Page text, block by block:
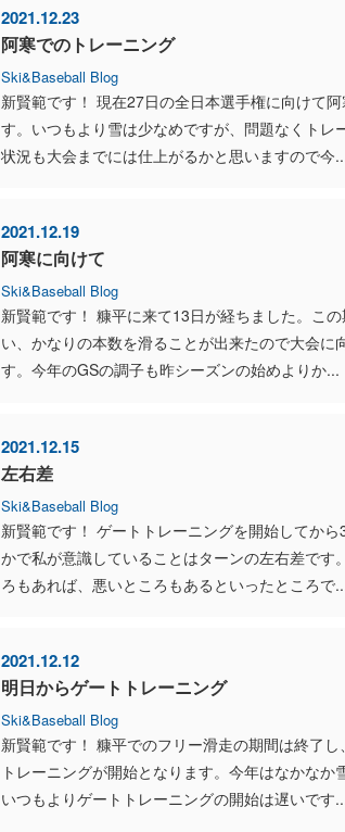
2021.12.23
阿寒でのトレーニング
Ski&Baseball Blog
新賢範です！ 現在27日の全日本選手権に向けて
す。いつもより雪は少なめですが、問題なくトレ
状況も大会までには仕上がるかと思いますので今
2021.12.19
阿寒に向けて
Ski&Baseball Blog
新賢範です！ 糠平に来て13日が経ちました。こ
い、かなりの本数を滑ることが出来たので大会に
す。今年のGSの調子も昨シーズンの始めよりか...
2021.12.15
左右差
Ski&Baseball Blog
新賢範です！ ゲートトレーニングを開始してか
かで私が意識していることはターンの左右差です
ろもあれば、悪いところもあるといったところで
2021.12.12
明日からゲートトレーニング
Ski&Baseball Blog
新賢範です！ 糠平でのフリー滑走の期間は終了
トレーニングが開始となります。今年はなかな
いつもよりゲートトレーニングの開始は遅いです